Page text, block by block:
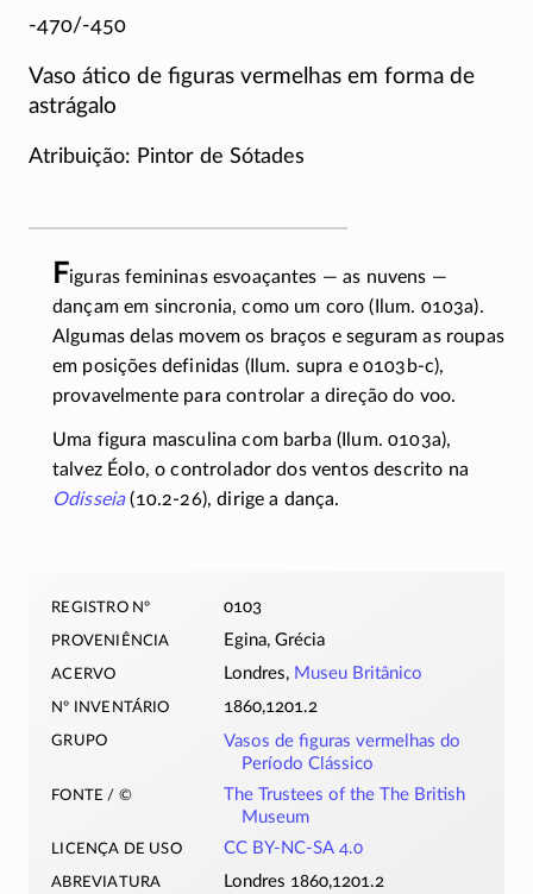
-470/-450
Vaso ático de figuras vermelhas em forma de
astrágalo
Atribuição: Pintor de Sótades
Figuras femininas esvoaçantes — as nuvens —
dançam em sincronia, como um coro (Ilum. 0103a).
Algumas delas movem os braços e seguram as roupas
em posições definidas (Ilum. supra e 0103b-c),
provavelmente para controlar a direção do voo.
Uma figura masculina com barba (Ilum. 0103a),
talvez Éolo, o controlador dos ventos descrito na
Odisseia(10.2-26), dirige a dança.
registro nº 0103
proveniência Egina, Grécia
acervo Londres, Museu Britânico
nº inventário 1860,1201.2
grupo
Vasos de figuras vermelhas do
Período Clássico
fonte / ©
The Trustees of the The British
Museum
licença de uso CC BY-NC-SA 4.0
abreviatura Londres 1860,1201.2